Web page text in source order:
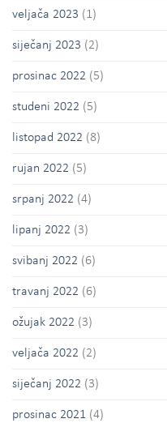
veljača 2023 (1)
siječanj 2023 (2)
prosinac 2022 (5)
studeni 2022 (5)
listopad 2022 (8)
rujan 2022 (5)
srpanj 2022 (4)
lipanj 2022 (3)
svibanj 2022 (6)
travanj 2022 (6)
ožujak 2022 (3)
veljača 2022 (2)
siječanj 2022 (3)
prosinac 2021 (4)